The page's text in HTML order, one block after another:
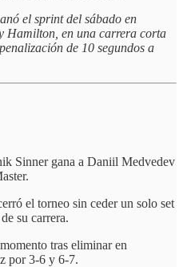
el sprint del sábado en
Hamilton, en una carrera corta
de 10 segundos a
Sinner gana a Daniil Medvedev
el torneo sin ceder un solo set
su carrera.
tras eliminar en
por 3-6 y 6-7.